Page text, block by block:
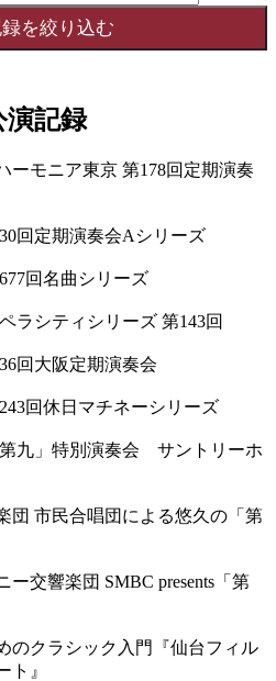
記録
ーモニア東京 第178回定期演奏
回定期演奏会Aシリーズ
回名曲シリーズ
ラシティシリーズ 第143回
回大阪定期演奏会
回休日マチネーシリーズ
九」特別演奏会 サントリーホ
団 市民合唱団による悠久の「第
ー交響楽団 SMBC presents「第
のクラシック入門『仙台フィル
ト』